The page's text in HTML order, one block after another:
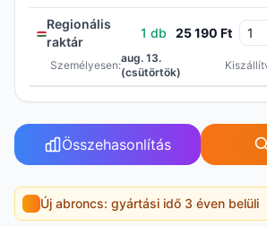
Regionális
raktár
1 db 25 190 Ft
Személyesen:
aug. 13.
(csütörtök)
Összehasonlítás
Új abroncs: gyártási idő 3 éven belüli